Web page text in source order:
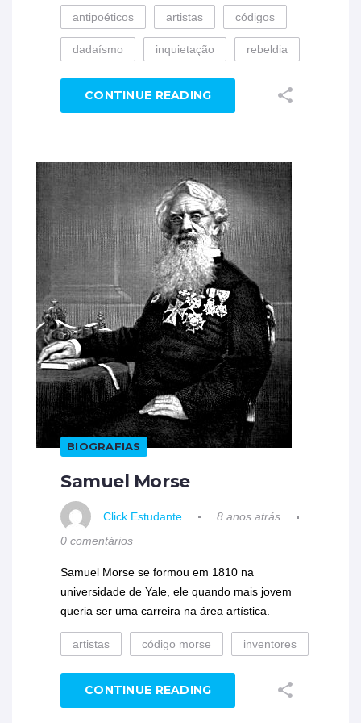
antipoéticos artistas códigos
dadaísmo inquietação rebeldia
CONTINUE READING
BIOGRAFIAS
Samuel Morse
Click Estudante
8 anos atrás
0 comentários
Samuel Morse se formou em 1810 na
universidade de Yale, ele quando mais jovem
queria ser uma carreira na área artística.
artistas código morse inventores
CONTINUE READING